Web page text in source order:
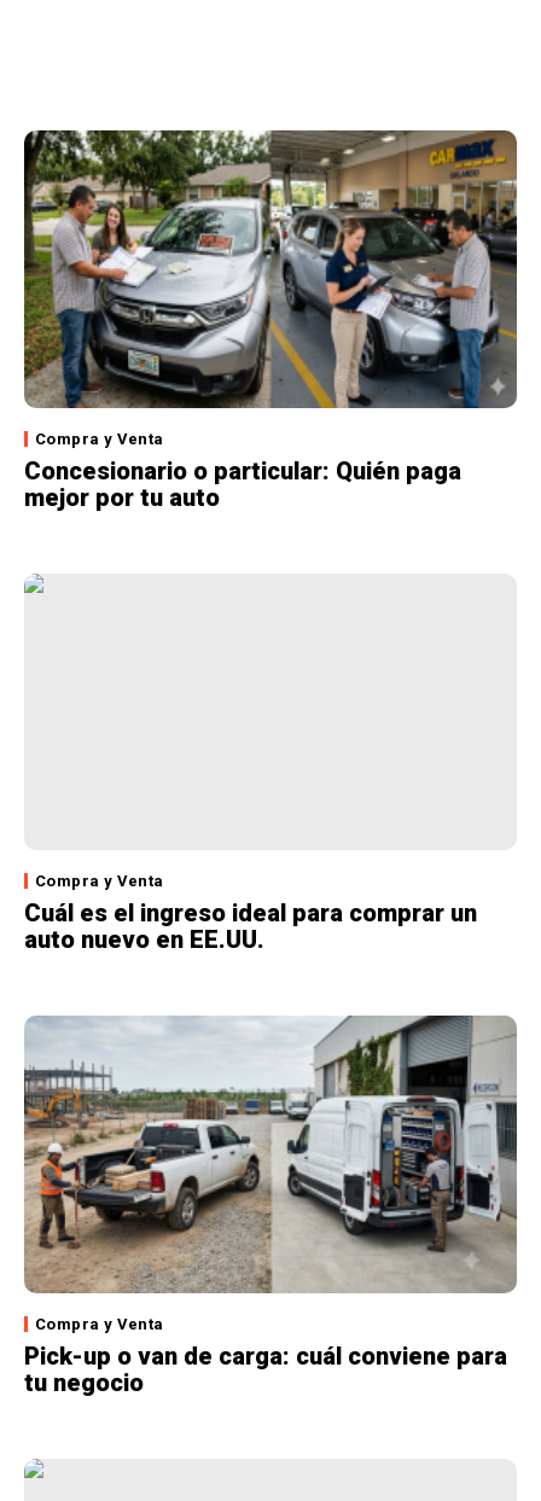
Compra y Venta
Concesionario o particular: Quién paga
mejor por tu auto
Compra y Venta
Cuál es el ingreso ideal para comprar un
auto nuevo en EE.UU.
Compra y Venta
Pick-up o van de carga: cuál conviene para
tu negocio